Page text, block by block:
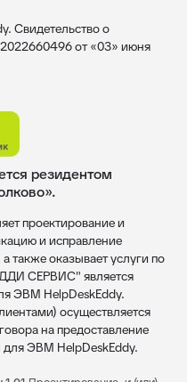
Свидетельство о
от «03» июня
резидентом
проектирование и
и исправление
оказывает услуги по
СЕРВИС" является
ЭВМ HelpDeskEddy.
осуществляется
на предоставление
ЭВМ HelpDeskEddy.